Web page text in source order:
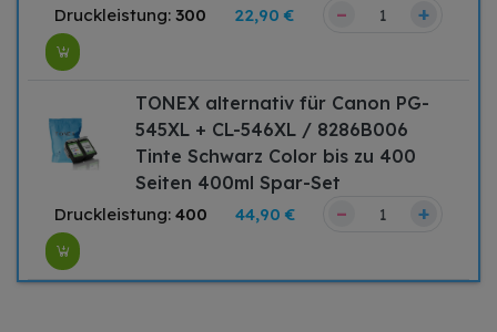
Druckleistung: 300 22,90 € – +
TONEX alternativ für Canon PG-
545XL + CL-546XL / 8286B006
Tinte Schwarz Color bis zu 400
Seiten 400ml Spar-Set
Druckleistung: 400 44,90 € – +